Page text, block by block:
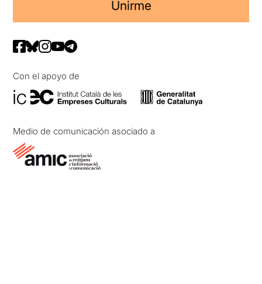
Unirme
Con el apoyo de
Medio de comunicación asociado a